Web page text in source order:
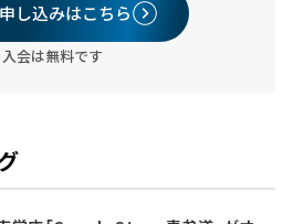
し込みはこちら
会は無料です